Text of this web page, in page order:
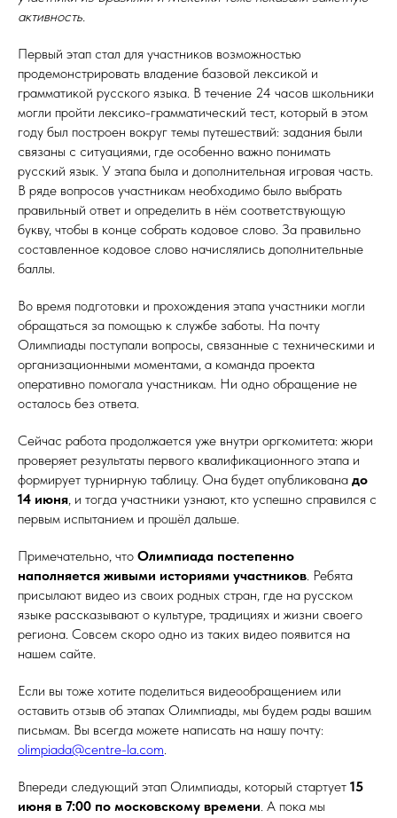
активность.
Первый этап стал для участников возможностью
продемонстрировать владение базовой лексикой и
грамматикой русского языка. В течение 24 часов школьники
могли пройти лексико-грамматический тест, который в этом
году был построен вокруг темы путешествий: задания были
связаны с ситуациями, где особенно важно понимать
русский язык. У этапа была и дополнительная игровая часть.
В ряде вопросов участникам необходимо было выбрать
правильный ответ и определить в нём соответствующую
букву, чтобы в конце собрать кодовое слово. За правильно
составленное кодовое слово начислялись дополнительные
баллы.
Во время подготовки и прохождения этапа участники могли
обращаться за помощью к службе заботы. На почту
Олимпиады поступали вопросы, связанные с техническими и
организационными моментами, а команда проекта
оперативно помогала участникам. Ни одно обращение не
осталось без ответа.
Сейчас работа продолжается уже внутри оргкомитета: жюри
проверяет результаты первого квалификационного этапа и
формирует турнирную таблицу. Она будет опубликована до
14 июня, и тогда участники узнают, кто успешно справился с
первым испытанием и прошёл дальше.
Примечательно, что Олимпиада постепенно
наполняется живыми историями участников. Ребята
присылают видео из своих родных стран, где на русском
языке рассказывают о культуре, традициях и жизни своего
региона. Совсем скоро одно из таких видео появится на
нашем сайте.
Если вы тоже хотите поделиться видеообращением или
оставить отзыв об этапах Олимпиады, мы будем рады вашим
письмам. Вы всегда можете написать на нашу почту:
olimpiada@centre-la.com.
Впереди следующий этап Олимпиады, который стартует 15
июня в 7:00 по московскому времени. А пока мы